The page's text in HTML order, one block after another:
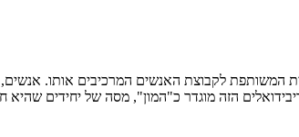
הזה מוגדר כ"המון", מסה של יחידים